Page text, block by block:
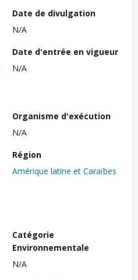
Date de divulgation
N/A
Date d'entrée en vigueur
N/A
Organisme d'exécution
N/A
Région
Amérique latine et Caraïbes
Catégorie
Environnementale
N/A